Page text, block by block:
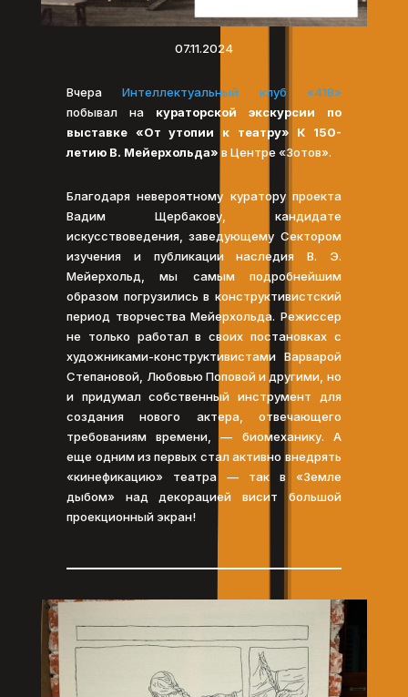
07.11.2024
ВчераИнтеллектуальный клуб «418»
побывал на кураторской экскурсии по
выставке «От утопии к театру» К 150-
летию В. Мейерхольда» в Центре «Зотов».
Благодаря невероятному куратору проекта
Вадим Щербакову, кандидате
искусствоведения, заведующему Сектором
изучения и публикации наследия В. Э.
Мейерхольд, мы самым подробнейшим
образом погрузились в конструктивистский
период творчества Мейерхольда. Режиссер
не только работал в своих постановках с
художниками-конструктивистами Варварой
Степановой, Любовью Поповой и другими, но
и придумал собственный инструмент для
создания нового актера, отвечающего
требованиям времени, — биомеханику. А
еще одним из первых стал активно внедрять
«кинефикацию» театра — так в «Земле
дыбом» над декорацией висит большой
проекционный экран!